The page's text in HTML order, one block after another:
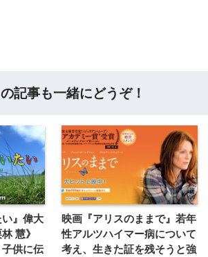
記事も一緒にどうぞ！
い』偉大
慧》
供に伝
映画『アリスのままで』若年
性アルツハイマー病について
考え、生きた証を残そうと強